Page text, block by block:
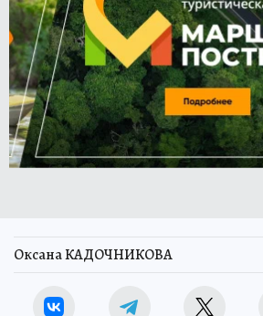
Оксана КАДОЧНИКОВА